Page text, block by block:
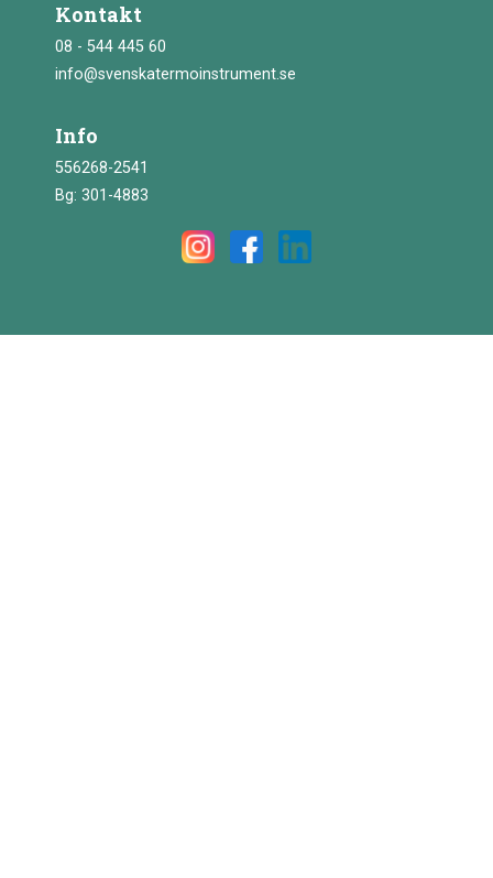
Kontakt
08 - 544 445 60
info@svenskatermoinstrument.se
Info
556268-2541
Bg: 301-4883